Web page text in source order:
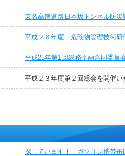
東名高速道路日本坂トンネル防
平成２６年度 危険物管理技術研
平成25年第1回総務企画合同委員
平成２３年度第２回総会を開催
探しています！ ガソリン携帯缶